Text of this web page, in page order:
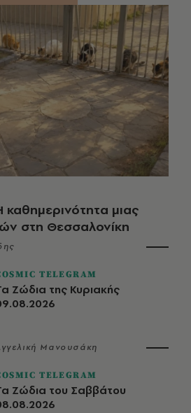
μιας
στη Θεσσαλονίκη
TELEGRAM
Ζώδια της Κυριακής
Μανουσάκη
TELEGRAM
Ζώδια του Σαββάτου